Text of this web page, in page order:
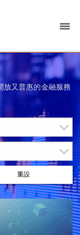
放又普惠的金融服務
重設